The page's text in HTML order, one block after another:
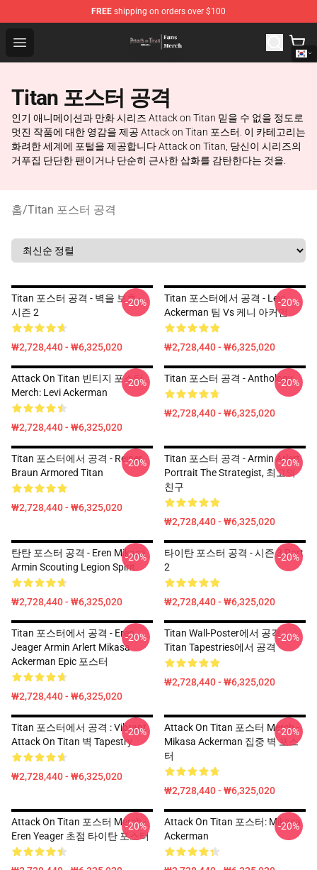
FREE shipping on orders over $100
Open menu
Attack On Titan Store - Official Attack On Titan
Titan 포스터 공격
인기 애니메이션과 만화 시리즈 Attack on Titan 믿을 수 없을 정도로
멋진 작품에 대한 영감을 제공 Attack on Titan 포스터. 이 카테고리는
화려한 세계에 포털을 제공합니다 Attack on Titan, 당신이 시리즈의
거푸집 단단한 팬이거나 단순히 근사한 삽화를 감탄한다는 것을.
홈/Titan 포스터 공격
Titan 포스터 공격 - 벽을 보호 -
시즌 2
₩2,728,440 - ₩6,325,020
-20%
Titan 포스터에서 공격 - Levi
Ackerman 팀 Vs 케니 아커먼
₩2,728,440 - ₩6,325,020
-20%
Attack On Titan 빈티지 포스터
Merch: Levi Ackerman
₩2,728,440 - ₩6,325,020
-20% Titan 포스터 공격 - Anthology
₩2,728,440 - ₩6,325,020
-20%
Titan 포스터에서 공격 - Reiner
Braun Armored Titan
₩2,728,440 - ₩6,325,020
-20%
Titan 포스터 공격 - Armin Arlert
Portrait The Strategist, 최고의
친구
₩2,728,440 - ₩6,325,020
-20%
탄탄 포스터 공격 - Eren Mikasa
Armin Scouting Legion Spirit
₩2,728,440 - ₩6,325,020
-20%
타이탄 포스터 공격 - 시즌 3 Part
2
₩2,728,440 - ₩6,325,020
-20%
Titan 포스터에서 공격 - Eren
Jeager Armin Arlert Mikasa
Ackerman Epic 포스터
₩2,728,440 - ₩6,325,020
-20%
Titan Wall-Poster에서 공격 :
Titan Tapestries에서 공격
₩2,728,440 - ₩6,325,020
-20%
Titan 포스터에서 공격 : Vibrant
Attack On Titan 벽 Tapestry
₩2,728,440 - ₩6,325,020
-20%
Attack On Titan 포스터 Merch -
Mikasa Ackerman 집중 벽 포스
터
₩2,728,440 - ₩6,325,020
-20%
Attack On Titan 포스터 Merch -
Eren Yeager 초점 타이탄 포스터
-20%
Attack On Titan 포스터: Mikasa
Ackerman
-20%